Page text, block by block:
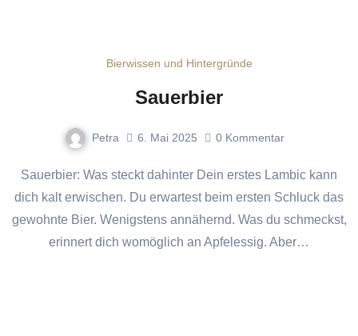
Bierwissen und Hintergründe
Sauerbier
Petra 6. Mai 2025 0 Kommentar
Sauerbier: Was steckt dahinter Dein erstes Lambic kann
dich kalt erwischen. Du erwartest beim ersten Schluck das
gewohnte Bier. Wenigstens annähernd. Was du schmeckst,
erinnert dich womöglich an Apfelessig. Aber…